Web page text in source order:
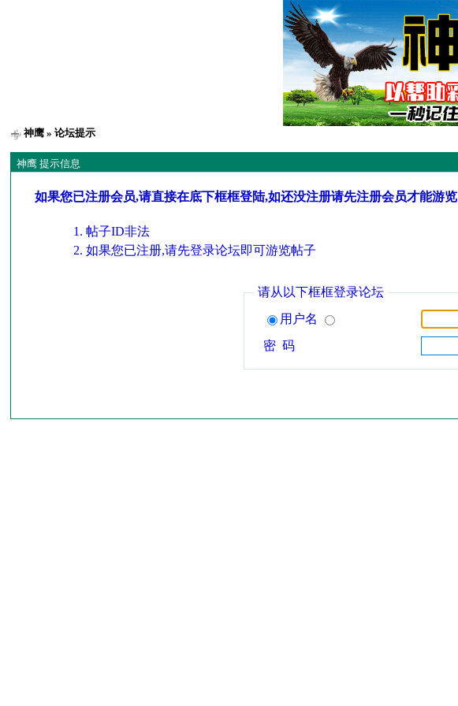
神鹰 » 论坛提示
神鹰 提示信息
如果您已注册会员,请直接在底下框框登陆,如还没注册请先注册会员才能游览
帖子ID非法
如果您已注册,请先登录论坛即可游览帖子
请从以下框框登录论坛
用户名
密 码